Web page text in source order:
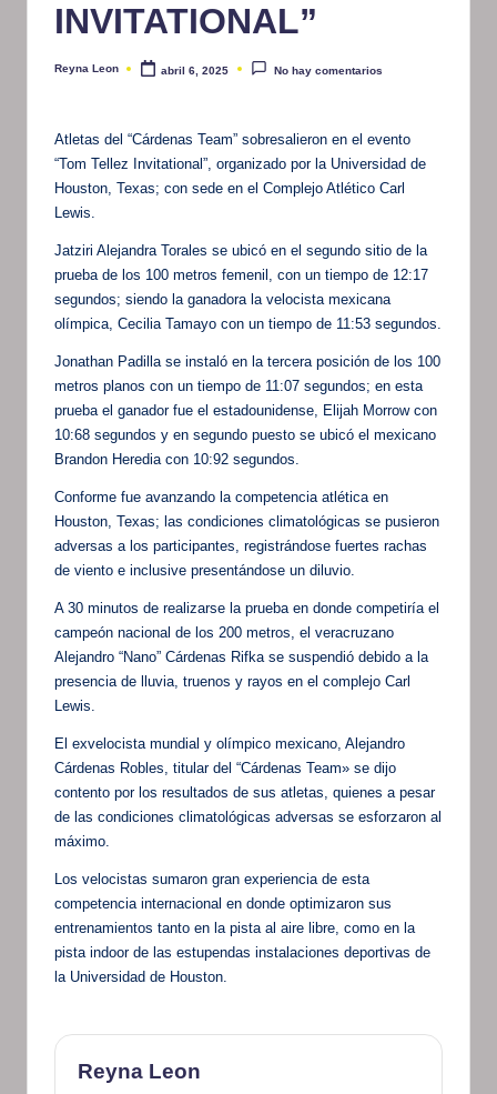
INVITATIONAL”
Publicado
Reyna Leon abril 6, 2025 No hay comentarios
Atletas del “Cárdenas Team” sobresalieron en el evento
“Tom Tellez Invitational”, organizado por la Universidad de
Houston, Texas; con sede en el Complejo Atlético Carl
Lewis.
Jatziri Alejandra Torales se ubicó en el segundo sitio de la
prueba de los 100 metros femenil, con un tiempo de 12:17
segundos; siendo la ganadora la velocista mexicana
olímpica, Cecilia Tamayo con un tiempo de 11:53 segundos.
Jonathan Padilla se instaló en la tercera posición de los 100
metros planos con un tiempo de 11:07 segundos; en esta
prueba el ganador fue el estadounidense, Elijah Morrow con
10:68 segundos y en segundo puesto se ubicó el mexicano
Brandon Heredia con 10:92 segundos.
Conforme fue avanzando la competencia atlética en
Houston, Texas; las condiciones climatológicas se pusieron
adversas a los participantes, registrándose fuertes rachas
de viento e inclusive presentándose un diluvio.
A 30 minutos de realizarse la prueba en donde competiría el
campeón nacional de los 200 metros, el veracruzano
Alejandro “Nano” Cárdenas Rifka se suspendió debido a la
presencia de lluvia, truenos y rayos en el complejo Carl
Lewis.
El exvelocista mundial y olímpico mexicano, Alejandro
Cárdenas Robles, titular del “Cárdenas Team» se dijo
contento por los resultados de sus atletas, quienes a pesar
de las condiciones climatológicas adversas se esforzaron al
máximo.
Los velocistas sumaron gran experiencia de esta
competencia internacional en donde optimizaron sus
entrenamientos tanto en la pista al aire libre, como en la
pista indoor de las estupendas instalaciones deportivas de
la Universidad de Houston.
Reyna Leon